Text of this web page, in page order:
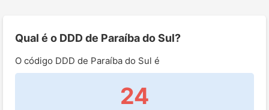
Qual é o DDD de Paraíba do Sul?
O código DDD de Paraíba do Sul é
24